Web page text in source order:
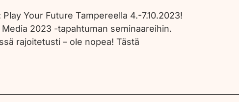
Your Future Tampereella 4.-7.10.2023!
2023 -tapahtuman seminaareihin.
rajoitetusti – ole nopea! Tästä